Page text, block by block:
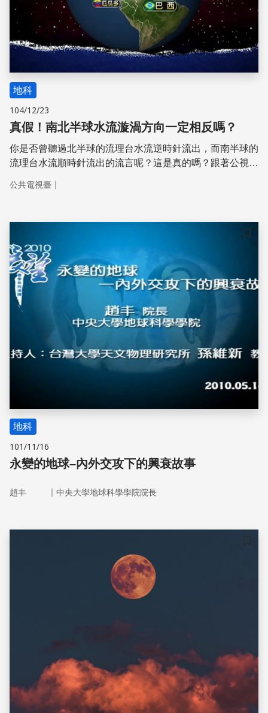
地科
104/12/23
真假！南北半球水流漩渦方向一定相反嗎？
你是否曾聽過北半球的流理台水流逆時針流出，而南半球的
流理台水流順時針流出的流言呢？這是真的嗎？跟著公視到
公共電視臺 ｜
儲存
地科
101/11/16
永變的地球–內外交攻下的興衰故事
趙丰 ｜ 中央大學地球科學學院院長
儲存